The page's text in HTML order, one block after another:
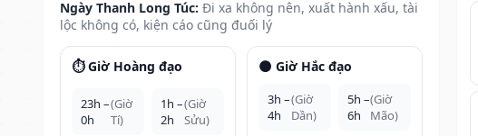
Ngày Thanh Long Túc: Đi xa không nên, xuất hành xấu, tài
lộc không có, kiện cáo cũng đuối lý
⏱️ Giờ Hoàng đạo
23h –
0h
(Giờ
Tí)
1h –
2h
(Giờ
Sửu)
🌑 Giờ Hắc đạo
3h –
4h
(Giờ
Dần)
5h –
6h
(Giờ
Mão)